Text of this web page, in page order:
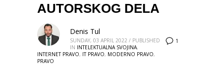
AUTORSKOG DELA
1
Denis Tul
SUNDAY, 03 APRIL 2022 / PUBLISHED
IN INTELEKTUALNA SVOJINA,
INTERNET PRAVO, IT PRAVO, MODERNO PRAVO,
PRAVO